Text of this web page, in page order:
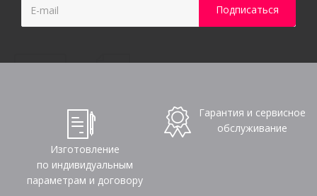
Изготовление
по индивидуальным
параметрам и договору
Гарантия и сервисное
обслуживание